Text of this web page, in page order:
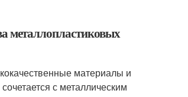
металлопластиковых
материалы и
с металлическим